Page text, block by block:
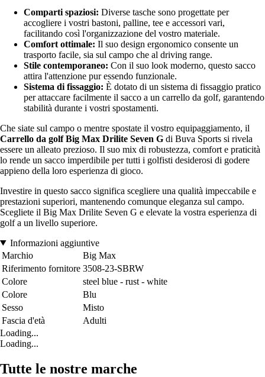
Comparti spaziosi: Diverse tasche sono progettate per
accogliere i vostri bastoni, palline, tee e accessori vari,
facilitando così l'organizzazione del vostro materiale.
Comfort ottimale: Il suo design ergonomico consente un
trasporto facile, sia sul campo che al driving range.
Stile contemporaneo: Con il suo look moderno, questo sacco
attira l'attenzione pur essendo funzionale.
Sistema di fissaggio: È dotato di un sistema di fissaggio pratico
per attaccare facilmente il sacco a un carrello da golf, garantendo
stabilità durante i vostri spostamenti.
Che siate sul campo o mentre spostate il vostro equipaggiamento, il
Carrello da golf Big Max Drilite Seven G di Buva Sports si rivela
essere un alleato prezioso. Il suo mix di robustezza, comfort e praticità
lo rende un sacco imperdibile per tutti i golfisti desiderosi di godere
appieno della loro esperienza di gioco.
Investire in questo sacco significa scegliere una qualità impeccabile e
prestazioni superiori, mantenendo comunque eleganza sul campo.
Scegliete il Big Max Drilite Seven G e elevate la vostra esperienza di
golf a un livello superiore.
Informazioni aggiuntive
Marchio
Big Max
Riferimento fornitore 3508-23-SBRW
Colore
steel blue - rust - white
Colore
Blu
Sesso
Misto
Fascia d'età
Adulti
Loading...
Loading...
Tutte le nostre marche